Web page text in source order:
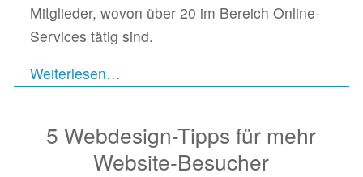
Mitglieder, wovon über 20 im Bereich Online-
Services tätig sind.
Weiterlesen…
5 Webdesign-Tipps für mehr
Website-Besucher